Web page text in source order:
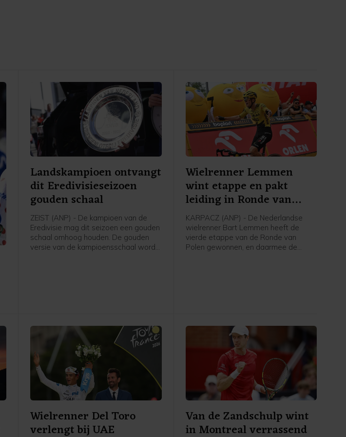
Landskampioen ontvangt
dit Eredivisieseizoen
gouden schaal
ZEIST (ANP) - De kampioen van de
Eredivisie mag dit seizoen een gouden
schaal omhoog houden. De gouden
versie van de kampioensschaal wordt
Wielrenner Lemmen
wint etappe en pakt
leiding in Ronde van
Polen
KARPACZ (ANP) - De Nederlandse
wielrenner Bart Lemmen heeft de
vierde etappe van de Ronde van
Polen gewonnen, en daarmee de
Wielrenner Del Toro
verlengt bij UAE
Van de Zandschulp wint
in Montreal verrassend